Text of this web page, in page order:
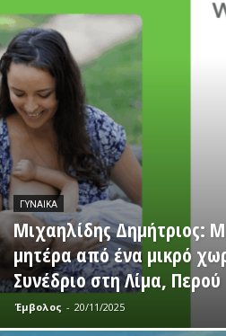
ΓΥΝΑΊΚΑ
Μιχαηλίδης Δημήτριος:
μητέρα από ένα μικρό
Συνέδριο στη Λίμα, Περού
Έμβολος - 20/11/2025